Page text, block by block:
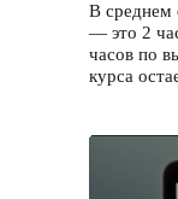
В среднем
— это 2
часов по
курса